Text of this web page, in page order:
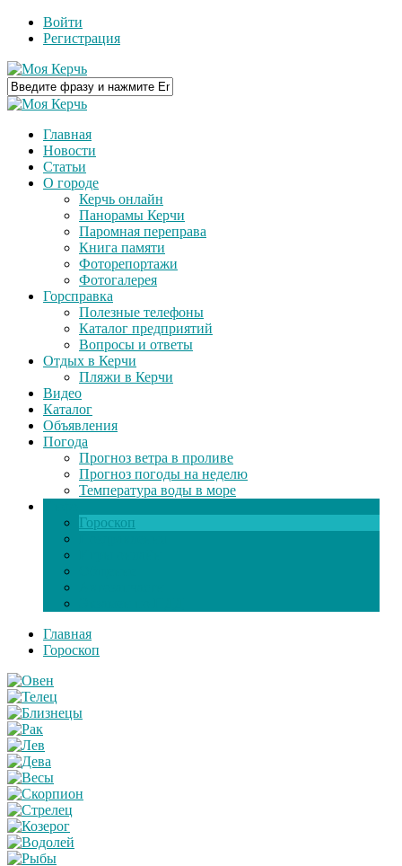
Войти
Регистрация
Главная
Новости
Статьи
О городе
Керчь онлайн
Панорамы Керчи
Паромная переправа
Книга памяти
Фоторепортажи
Фотогалерея
Горсправка
Полезные телефоны
Каталог предприятий
Вопросы и ответы
Отдых в Керчи
Пляжи в Керчи
Видео
Каталог
Объявления
Погода
Прогноз ветра в проливе
Прогноз погоды на неделю
Температура воды в море
Гороскоп
Главная
Гороскоп